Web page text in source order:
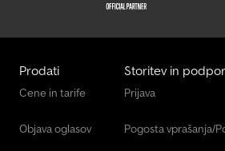
drawbar for safety, robust and stable
Prodati
Cene in tarife
Objava oglasov
Storitev in
Prijava
Pogosta vprašanja/